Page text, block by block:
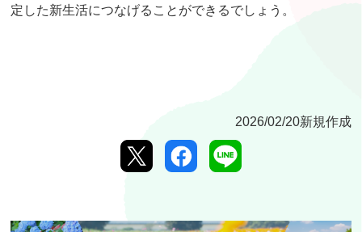
定した新生活につなげることができるでしょう。
2026/02/20新規作成